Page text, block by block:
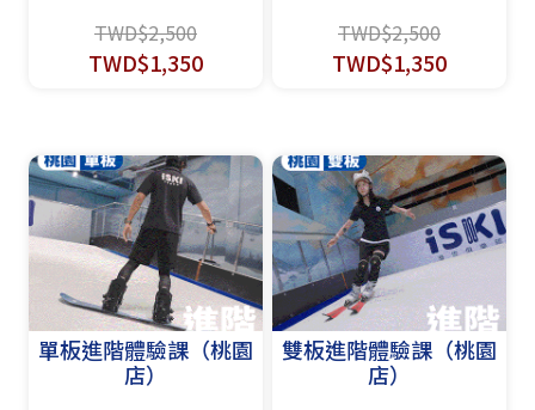
TWD$2,500
TWD$1,350
TWD$2,500
TWD$1,350
單板進階體驗課（桃園
店）
雙板進階體驗課（桃園
店）